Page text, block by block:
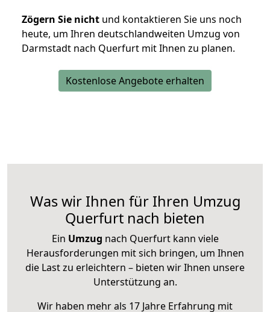
Zögern Sie nicht und kontaktieren Sie uns noch
heute, um Ihren deutschlandweiten Umzug von
Darmstadt nach Querfurt mit Ihnen zu planen.
Kostenlose Angebote erhalten
Was wir Ihnen für Ihren Umzug
Querfurt nach bieten
Ein Umzug nach Querfurt kann viele
Herausforderungen mit sich bringen, um Ihnen
die Last zu erleichtern – bieten wir Ihnen unsere
Unterstützung an.
Wir haben mehr als 17 Jahre Erfahrung mit